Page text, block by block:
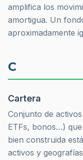
amplifica los
amortigua. Un
aproximadamente
C
Cartera
Conjunto de
ETFs, bonos…)
bien construida
activos y